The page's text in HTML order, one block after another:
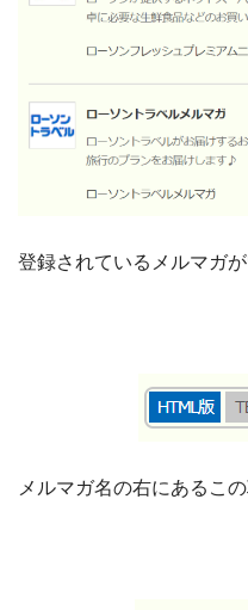
登録されているメルマガ
メルマガ名の右にあるこ